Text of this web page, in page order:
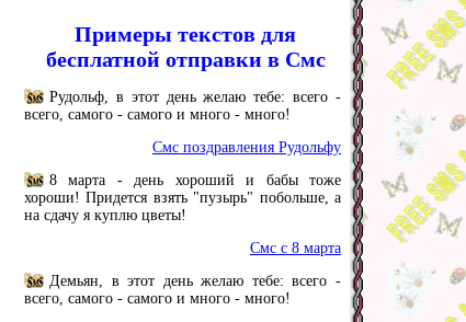
Примеры текстов для
бесплатной отправки в Смс
Рудольф, в этот день желаю тебе: всего -
всего, самого - самого и много - много!
Смс поздравления Рудольфу
8 марта - день хороший и бабы тоже
хороши! Придется взять "пузырь" побольше, а
на сдачу я куплю цветы!
Смс с 8 марта
Демьян, в этот день желаю тебе: всего -
всего, самого - самого и много - много!